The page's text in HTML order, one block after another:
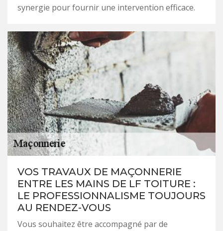
synergie pour fournir une intervention efficace.
VOS TRAVAUX DE MAÇONNERIE
ENTRE LES MAINS DE LF TOITURE :
LE PROFESSIONNALISME TOUJOURS
AU RENDEZ-VOUS
Vous souhaitez être accompagné par de